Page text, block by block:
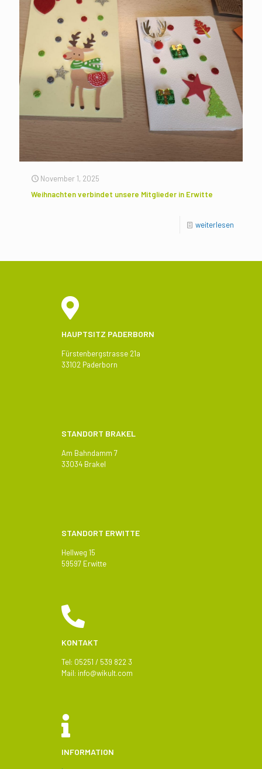
November 1, 2025
Weihnachten verbindet unsere Mitglieder in Erwitte
weiterlesen
HAUPTSITZ PADERBORN
Fürstenbergstrasse 21a
33102 Paderborn
STANDORT BRAKEL
Am Bahndamm 7
33034 Brakel
STANDORT ERWITTE
Hellweg 15
59597 Erwitte
KONTAKT
Tel: 05251 / 539 822 3
Mail: info@wikult.com
INFORMATION